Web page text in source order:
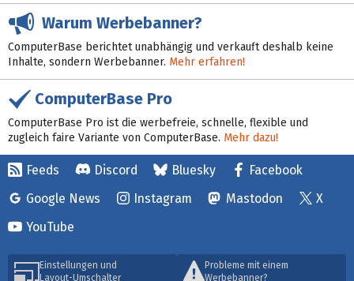
Warum Werbebanner?
ComputerBase berichtet unabhängig und verkauft deshalb keine
Inhalte, sondern Werbebanner. Mehr erfahren!
ComputerBase Pro
ComputerBase Pro ist die werbefreie, schnelle, flexible und
zugleich faire Variante von ComputerBase. Mehr dazu!
Feeds Discord Bluesky
Facebook
Google News
Instagram Mastodon
X
YouTube
Einstellungen und
Layout-Umschalter
Probleme mit einem
Werbebanner?